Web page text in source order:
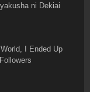
ni Dekiai
I Ended Up